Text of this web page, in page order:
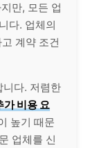
만, 모든 업
다. 업체의
계약 조건
니다. 저렴한
가 비용 요
높기 때문
업체를 신